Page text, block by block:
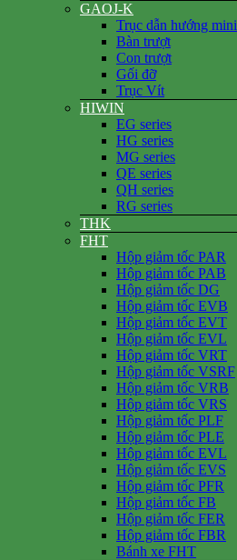
GAOJ-K
Trục dẫn hướng mini
Bàn trượt
Con trượt
Gối đỡ
Trục Vít
HIWIN
EG series
HG series
MG series
QE series
QH series
RG series
THK
FHT
Hộp giảm tốc PAR
Hộp giảm tốc PAB
Hộp giảm tốc DG
Hộp giảm tốc EVB
Hộp giảm tốc EVT
Hộp giảm tốc EVL
Hộp giảm tốc VRT
Hộp giảm tốc VSRF
Hộp giảm tốc VRB
Hộp giảm tốc VRS
Hộp giảm tốc PLF
Hộp giảm tốc PLE
Hộp giảm tốc EVL
Hộp giảm tốc EVS
Hộp giảm tốc PFR
Hộp giảm tốc FB
Hộp giảm tốc FER
Hộp giảm tốc FBR
Bánh xe FHT